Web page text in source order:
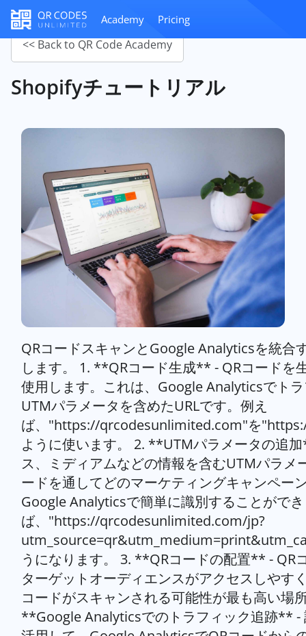
Academy Pricing
<< Back to QR Code Academy
Shopifyチュートリアル
QRコードスキャンとGoogle Analyticsを統合
します。 1. **QRコード生成** - QRコードを
使用します。これは、Google Analyticsでト
UTMパラメータを含めたURLです。例え
ば、"https://qrcodesunlimited.com"を
ように使います。 2. **UTMパラメータの追
ス、ミディアムなどの情報を含むUTMパラメ
ードを通してどのマーケティングキャンペー
Google Analyticsで簡単に識別することがで
ば、"https://qrcodesunlimited.com/jp?
うになります。 3. **QRコードの配置** - QR
ターゲットオーディエンスがアクセスしやす
コードがスキャンされる可能性が最も高い場
**Google Analyticsでのトラフィック追跡** -